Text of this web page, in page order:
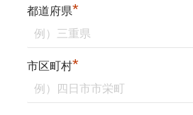
都道府県*
市区町村*